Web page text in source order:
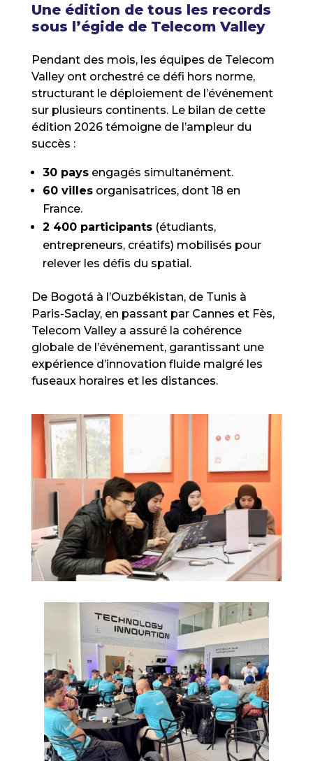
Une édition de tous les records
sous l’égide de Telecom Valley
Pendant des mois, les équipes de Telecom
Valley ont orchestré ce défi hors norme,
structurant le déploiement de l’événement
sur plusieurs continents. Le bilan de cette
édition 2026 témoigne de l’ampleur du
succès :
30 paysengagés simultanément.
60 villesorganisatrices, dont 18 en
France.
2 400 participants(étudiants,
entrepreneurs, créatifs) mobilisés pour
relever les défis du spatial.
De Bogotá à l’Ouzbékistan, de Tunis à
Paris-Saclay, en passant par Cannes et Fès,
Telecom Valley a assuré la cohérence
globale de l’événement, garantissant une
expérience d’innovation fluide malgré les
fuseaux horaires et les distances.